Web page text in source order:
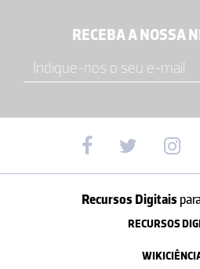
RECEBA A NOSSA
Recursos Digitais
RECURSOS